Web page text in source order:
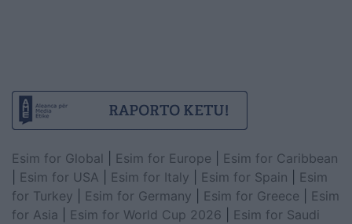
Esim for Global Esim for Europe
Esim for Caribbean
Esim for USA Esim for Italy Esim for Spain
Esim
for Turkey
Esim for Germany Esim for Greece
Esim
for Asia
Esim for World Cup 2026
Esim for Saudi